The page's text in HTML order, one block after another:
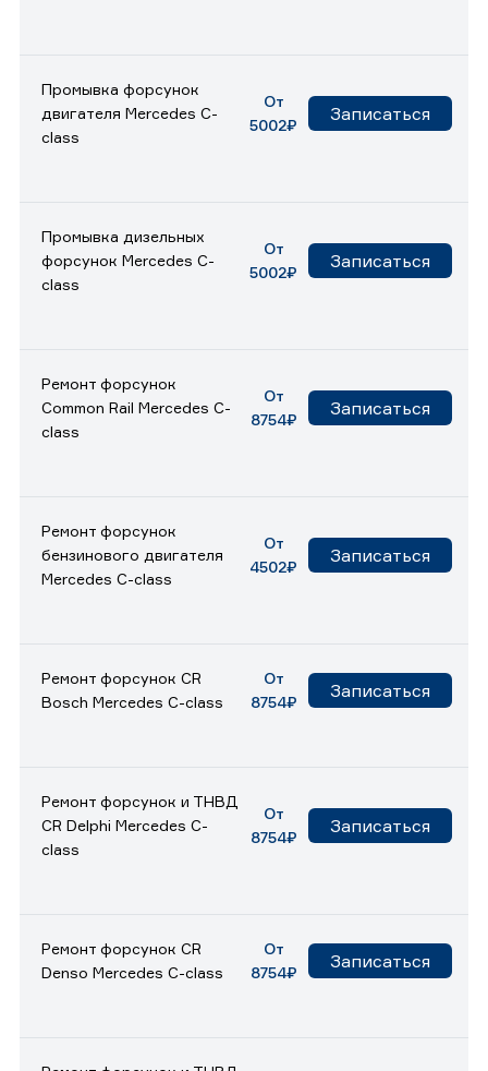
Промывка форсунок
двигателя Mercedes C-
class
От
5002₽
Записаться
Промывка дизельных
форсунок Mercedes C-
class
От
5002₽
Записаться
Ремонт форсунок
Common Rail Mercedes C-
class
От
8754₽
Записаться
Ремонт форсунок
бензинового двигателя
Mercedes C-class
От
4502₽
Записаться
Ремонт форсунок CR
Bosch Mercedes C-class
От
8754₽
Записаться
Ремонт форсунок и ТНВД
CR Delphi Mercedes C-
class
От
8754₽
Записаться
Ремонт форсунок CR
Denso Mercedes C-class
От
8754₽
Записаться